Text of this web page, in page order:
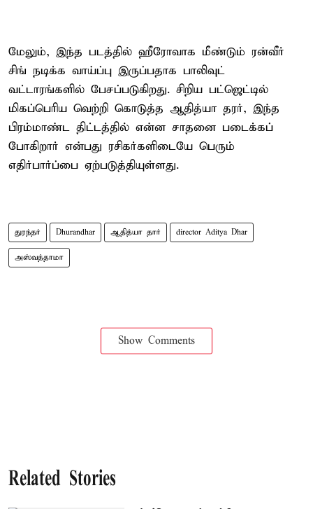
மேலும், இந்த படத்தில் ஹீரோவாக மீண்டும் ரன்வீர்
சிங் நடிக்க வாய்ப்பு இருப்பதாக பாலிவுட்
வட்டாரங்களில் பேசப்படுகிறது. சிறிய பட்ஜெட்டில்
மிகப்பெரிய வெற்றி கொடுத்த ஆதித்யா தரர், இந்த
பிரம்மாண்ட திட்டத்தில் என்ன சாதனை படைக்கப்
போகிறார் என்பது ரசிகர்களிடையே பெரும்
எதிர்பார்ப்பை ஏற்படுத்தியுள்ளது.
துரந்தர் Dhurandhar ஆதித்யா தார் director Aditya Dhar
அஸ்வத்தாமா
Show Comments
Related Stories